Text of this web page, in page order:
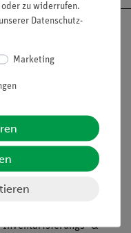
Service
Inventarisierungs- &
zu widerrufen.
Daten­schutz­
Marketing